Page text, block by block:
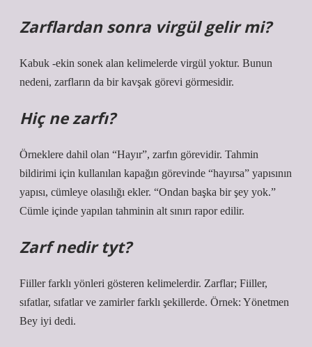
Zarflardan sonra virgül gelir mi?
Kabuk -ekin sonek alan kelimelerde virgül yoktur. Bunun
nedeni, zarfların da bir kavşak görevi görmesidir.
Hiç ne zarfı?
Örneklere dahil olan “Hayır”, zarfın görevidir. Tahmin
bildirimi için kullanılan kapağın görevinde “hayırsa” yapısının
yapısı, cümleye olasılığı ekler. “Ondan başka bir şey yok.”
Cümle içinde yapılan tahminin alt sınırı rapor edilir.
Zarf nedir tyt?
Fiiller farklı yönleri gösteren kelimelerdir. Zarflar; Fiiller,
sıfatlar, sıfatlar ve zamirler farklı şekillerde. Örnek: Yönetmen
Bey iyi dedi.